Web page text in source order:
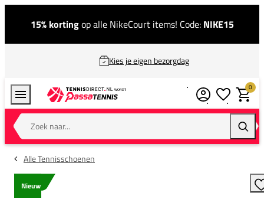
15% kortingop alle NikeCourt items! Code: NIKE15
Kies je eigen bezorgdag
Zoek naar...
0
Alle Tennisschoenen
Nieuw